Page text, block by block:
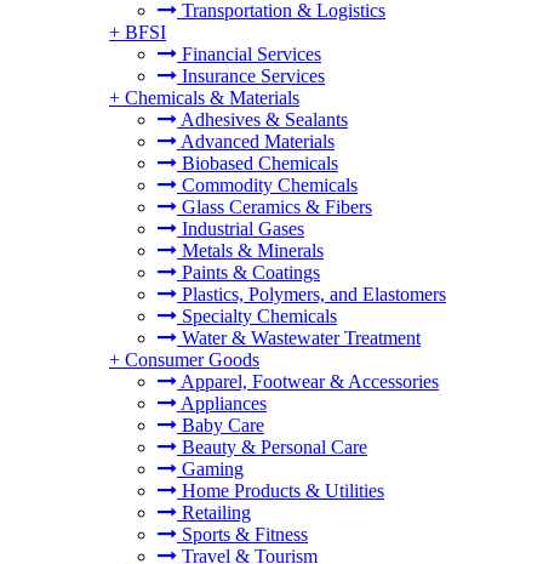
Transportation & Logistics
+ BFSI
Financial Services
Insurance Services
+ Chemicals & Materials
Adhesives & Sealants
Advanced Materials
Biobased Chemicals
Commodity Chemicals
Glass Ceramics & Fibers
Industrial Gases
Metals & Minerals
Paints & Coatings
Plastics, Polymers, and Elastomers
Specialty Chemicals
Water & Wastewater Treatment
+ Consumer Goods
Apparel, Footwear & Accessories
Appliances
Baby Care
Beauty & Personal Care
Gaming
Home Products & Utilities
Retailing
Sports & Fitness
Travel & Tourism